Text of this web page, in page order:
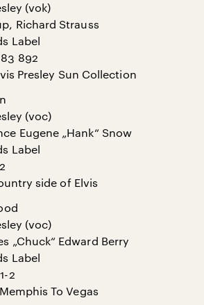
(vok)
Richard Strauss
Label
892
Presley Sun Collection
(voc)
Eugene „Hank“ Snow
Label
side of Elvis
(voc)
„Chuck“ Edward Berry
Label
2
To Vegas